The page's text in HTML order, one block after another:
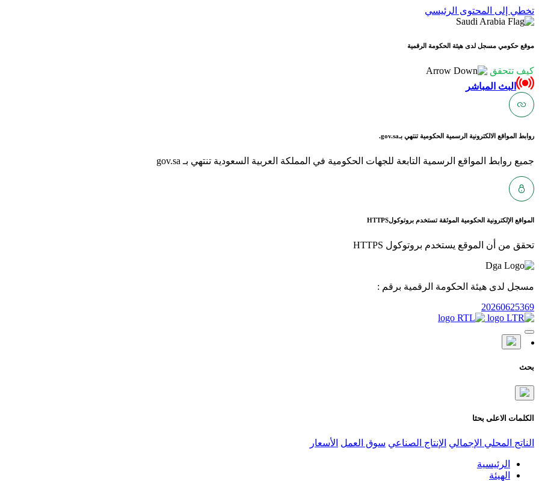
تخطي إلى المحتوى الرئيسي
موقع حكومي مسجل لدى هيئة الحكومة الرقمية
كيف تتحقق
البث المباشر
روابط المواقع الالكترونية الرسمية الحكومية تنتهي بـgov.sa.
جميع روابط المواقع الرسمية التابعة للجهات الحكومية في المملكة العربية السعودية تنتهي بـ gov.sa
المواقع الإلكترونية الحكومية الموثقة تستخدم بروتوكولHTTPS
تحقق من أن الموقع يستخدم بروتوكول HTTPS
مسجل لدى هيئة الحكومة الرقمية برقم :
20260625369
بحث
الكلمات الاعلى بحثا
الناتج المحلي الإجمالي الإنتاج الصناعي سوق العمل الأسعار
الرئيسية
الهيئة